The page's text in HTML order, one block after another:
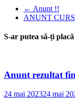
← Anunt !!
ANUNT
S-ar putea să-ți placă
Anunt rezultat
24 mai 202324 mai